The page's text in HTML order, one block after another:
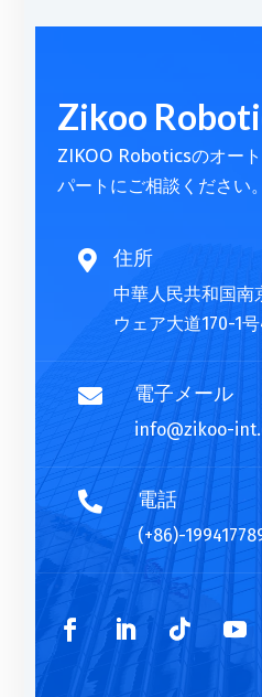
e
r
n
a
Zikoo
ZIKOO Roboticsのオー
パートにご相談ください。
 住所
中華人民共和国南
ウェア大道170-1
 電子メール
info@zikoo-
 電話
(+86)-